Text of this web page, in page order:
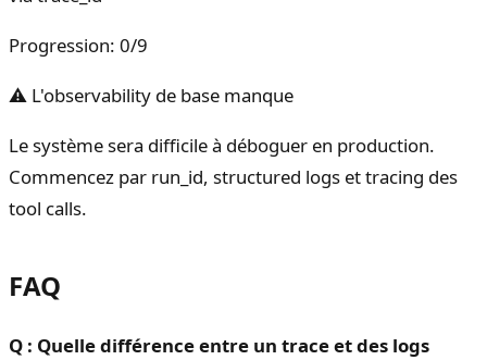
Progression: 0/9
⚠ L'observability de base manque
Le système sera difficile à déboguer en production.
Commencez par run_id, structured logs et tracing des
tool calls.
FAQ
Q : Quelle différence entre un trace et des logs